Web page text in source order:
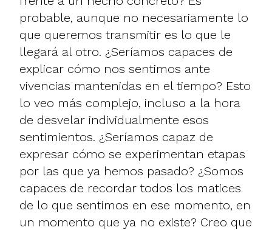
probable, aunque no necesariamente lo
que queremos transmitir es lo que le
llegará al otro. ¿Seríamos capaces de
explicar cómo nos sentimos ante
vivencias mantenidas en el tiempo? Esto
lo veo más complejo, incluso a la hora
de desvelar individualmente esos
sentimientos. ¿Seríamos capaz de
expresar cómo se experimentan etapas
por las que ya hemos pasado? ¿Somos
capaces de recordar todos los matices
de lo que sentimos en ese momento, en
un momento que ya no existe? Creo que